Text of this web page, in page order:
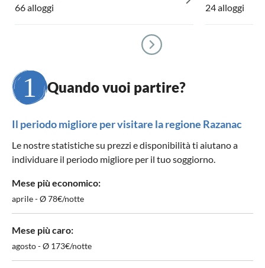
66 alloggi 24 alloggi
Quando vuoi partire?
Il periodo migliore per visitare la regione Razanac
Le nostre statistiche su prezzi e disponibilità ti aiutano a
individuare il periodo migliore per il tuo soggiorno.
Mese più economico:
aprile - Ø 78€/notte
Mese più caro:
agosto - Ø 173€/notte